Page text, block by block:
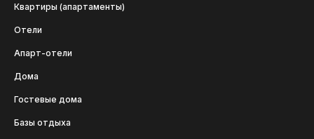
Квартиры (апартаменты)
Отели
Апарт-отели
Дома
Гостевые дома
Базы отдыха